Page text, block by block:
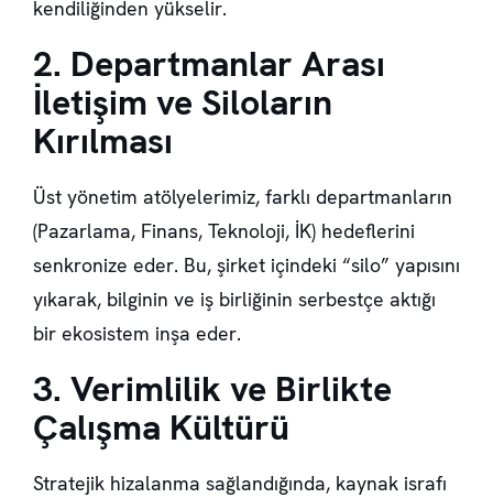
kendiliğinden yükselir.
2. Departmanlar Arası
İletişim ve Siloların
Kırılması
Üst yönetim atölyelerimiz, farklı departmanların
(Pazarlama, Finans, Teknoloji, İK) hedeflerini
senkronize eder. Bu, şirket içindeki “silo” yapısını
yıkarak, bilginin ve iş birliğinin serbestçe aktığı
bir ekosistem inşa eder.
3. Verimlilik ve Birlikte
Çalışma Kültürü
Stratejik hizalanma sağlandığında, kaynak israfı